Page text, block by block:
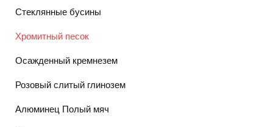
Стеклянные бусины
Хромитный песок
Осажденный кремнезем
Розовый слитый глинозем
Алюминец Полый мяч